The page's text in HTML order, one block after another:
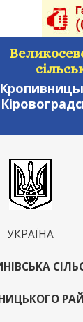
УКРАЇНА